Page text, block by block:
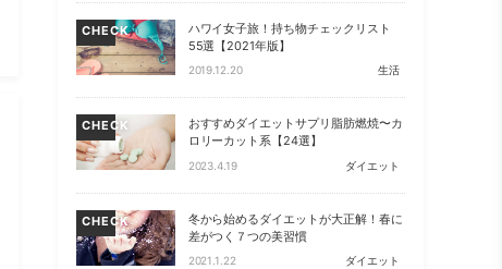
CHECK
ハワイ女子旅！持ち物チェックリスト
55選【2021年版】
2019.12.20 生活
CHECK
おすすめダイエットサプリ脂肪燃焼〜カ
ロリーカット系【24選】
2023.4.19 ダイエット
CHECK
冬から始めるダイエットが大正解！春に
差がつく７つの美習慣
2021.1.22 ダイエット